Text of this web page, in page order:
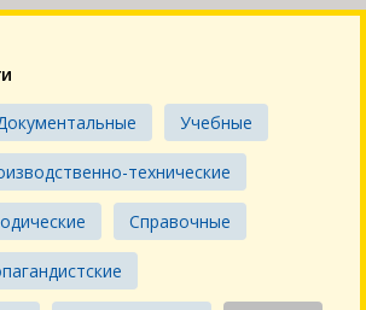
Учебные
технические
Справочные